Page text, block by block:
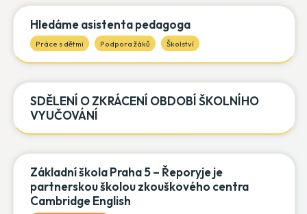
Hledáme asistenta pedagoga
Práce s dětmi Podpora žáků Školství
SDĚLENÍ O ZKRÁCENÍ OBDOBÍ ŠKOLNÍHO
VYUČOVÁNÍ
Základní škola Praha 5 – Řeporyje je
partnerskou školou zkouškového centra
Cambridge English